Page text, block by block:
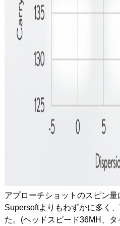
アプローチショットのスピン
Supersoftよりもわずかに多く
た。(ヘッドスピード36MH、